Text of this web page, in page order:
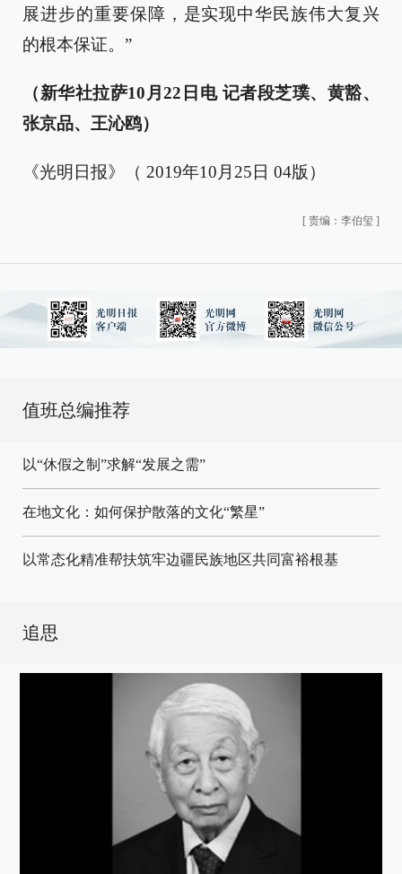
展进步的重要保障，是实现中华民族伟大复兴
的根本保证。”
（新华社拉萨10月22日电 记者段芝璞、黄豁、
张京品、王沁鸥）
《光明日报》（ 2019年10月25日 04版）
[ 责编：李伯玺 ]
值班总编推荐
以“休假之制”求解“发展之需”
在地文化：如何保护散落的文化“繁星”
以常态化精准帮扶筑牢边疆民族地区共同富裕根基
追思